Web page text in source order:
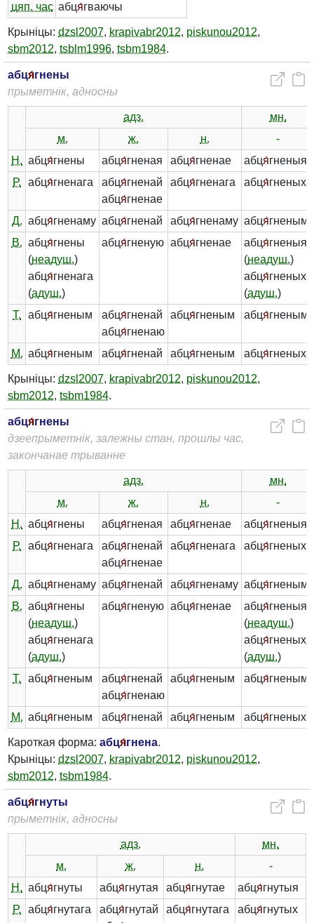
цяп. час абця́гваючы
Крыніцы: dzsl2007, krapivabr2012, piskunou2012,
sbm2012, tsblm1996, tsbm1984.
абця́гнены
прыметнік, адносны
адз.
мн.
м.
ж. н.
-
Н. абця́гнены абця́гненая абця́гненае абця́гненыя
Р.
абця́гненага абця́гненай
абця́гненае
абця́гненага абця́гненых
Д. абця́гненаму абця́гненай абця́гненаму абця́гненым
В. абця́гнены
(неадуш.)
абця́гненага
(адуш.)
абця́гненую абця́гненае абця́гненыя
(неадуш.)
абця́гненых
(адуш.)
Т.
абця́гненым абця́гненай
абця́гненаю
абця́гненым абця́гненымі
М. абця́гненым абця́гненай абця́гненым абця́гненых
Крыніцы: dzsl2007, krapivabr2012, piskunou2012,
sbm2012, tsbm1984.
абця́гнены
дзеепрыметнік, залежны стан, прошлы час,
закончанае трыванне
адз.
мн.
м.
ж. н.
-
Н. абця́гнены абця́гненая абця́гненае абця́гненыя
Р.
абця́гненага абця́гненай
абця́гненае
абця́гненага абця́гненых
Д. абця́гненаму абця́гненай абця́гненаму абця́гненым
В. абця́гнены
(неадуш.)
абця́гненага
(адуш.)
абця́гненую абця́гненае абця́гненыя
(неадуш.)
абця́гненых
(адуш.)
Т.
абця́гненым абця́гненай
абця́гненаю
абця́гненым абця́гненымі
М. абця́гненым абця́гненай абця́гненым абця́гненых
Кароткая форма: абця́гнена.
Крыніцы: dzsl2007, krapivabr2012, piskunou2012,
sbm2012, tsbm1984.
абця́гнуты
прыметнік, адносны
адз.
мн.
м.
ж. н.
-
Н. абця́гнуты абця́гнутая абця́гнутае абця́гнутыя
Р.
абця́гнутага абця́гнутай
абця́гнутага абця́гнутых